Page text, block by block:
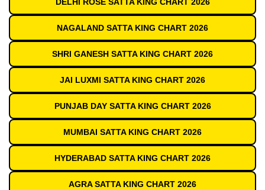
DELHI ROSE SATTA KING CHART 2026
NAGALAND SATTA KING CHART 2026
SHRI GANESH SATTA KING CHART 2026
JAI LUXMI SATTA KING CHART 2026
PUNJAB DAY SATTA KING CHART 2026
MUMBAI SATTA KING CHART 2026
HYDERABAD SATTA KING CHART 2026
AGRA SATTA KING CHART 2026